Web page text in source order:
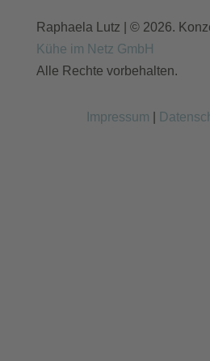
Raphaela Lutz | © 2026.
Kühe im Netz GmbH
Alle Rechte vorbehalten.
Impressum